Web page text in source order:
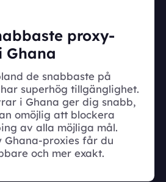
proxy-
Ghana
de snabbaste på
superhög tillgänglighet.
i Ghana ger dig snabb,
omöjlig att blockera
av alla möjliga mål.
Ghana-proxies får du
och mer exakt.